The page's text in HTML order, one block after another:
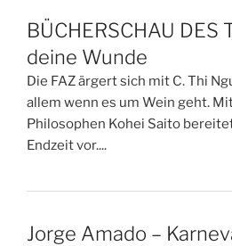
BÜCHERSCHAU DES
deine Wunde
Die FAZ ärgert sich mit C. Thi
allem wenn es um Wein geht.
Philosophen Kohei Saito
Endzeit vor....
Jorge Amado –